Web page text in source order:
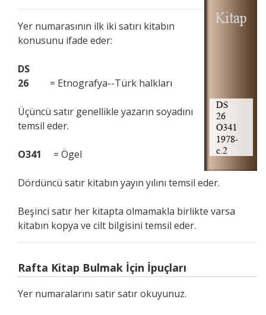
Yer numarasının ilk iki satırı kitabın
konusunu ifade eder:
DS
26 = Etnografya--Türk halkları
Üçüncü satır genellikle yazarın soyadını
temsil eder.
O341 = Ögel
Dördüncü satır kitabın yayın yılını temsil eder.
Beşinci satır her kitapta olmamakla birlikte varsa
kitabın kopya ve cilt bilgisini temsil eder.
Rafta Kitap Bulmak İçin İpuçları
Yer numaralarını satır satır okuyunuz.